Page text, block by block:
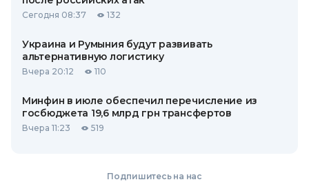
Сегодня 08:37 132
Украина и Румыния будут развивать
альтернативную логистику
Вчера 20:12 110
Минфин в июле обеспечил перечисление из
госбюджета 19,6 млрд грн трансфертов
Вчера 11:23 519
Подпишитесь на нас